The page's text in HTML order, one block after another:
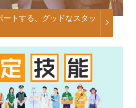
ートする、グッドなスタッ